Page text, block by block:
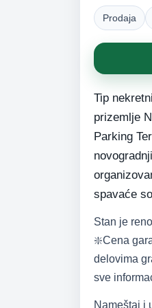
Prodaja
Tip
prizemlje
Parking
spavaće
Stan je
❇️Cena
delovima
sve
Nameštaj i